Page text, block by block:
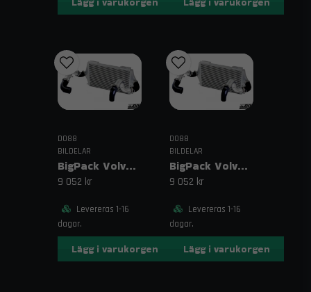
eller andra komponenter? Kontakta oss på
Relaterade sökord
silikonslang 180 grader, blå silikonslang, 4,5" slang,
114mm slang, turboslang, intercoolerslang, insugsslang,
böjd silikonslang
DO88
BILDELAR
BigPack Volvo 740/940 Turbo (92–98) Svart – 63 mm spjällhus
9 052 kr
Levereras 1-16
dagar.
Lägg i varukorgen
DO88
BILDELAR
BigPack Volvo 740/940 Turbo (92–98) Svart – 76 mm spjällhus
9 052 kr
Levereras 1-16
dagar.
Lägg i varukorgen